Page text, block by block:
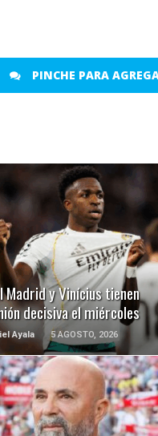
PINCHE PARA
Madrid y Vinícius tienen
decisiva el miércoles
Ayala 5 AGOSTO, 2026
LEER MÁS